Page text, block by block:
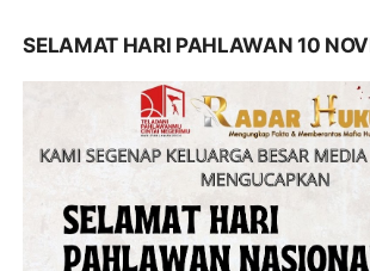
SELAMAT HARI PAHLAWAN 10